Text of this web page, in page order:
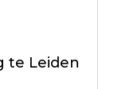
te Leiden